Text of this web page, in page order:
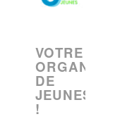
VOTRE
ORGANISATION
DE
JEUNESSE
!